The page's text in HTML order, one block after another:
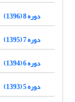
دوره 8 (1396)
دوره 7 (1395)
دوره 6 (1394)
دوره 5 (1393)